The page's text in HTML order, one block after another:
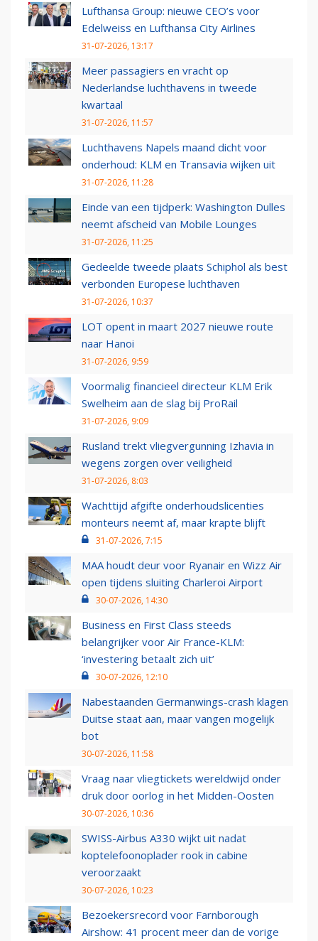
Lufthansa Group: nieuwe CEO’s voor
Edelweiss en Lufthansa City Airlines
31-07-2026, 13:17
Meer passagiers en vracht op
Nederlandse luchthavens in tweede
kwartaal
31-07-2026, 11:57
Luchthavens Napels maand dicht voor
onderhoud: KLM en Transavia wijken uit
31-07-2026, 11:28
Einde van een tijdperk: Washington Dulles
neemt afscheid van Mobile Lounges
31-07-2026, 11:25
Gedeelde tweede plaats Schiphol als best
verbonden Europese luchthaven
31-07-2026, 10:37
LOT opent in maart 2027 nieuwe route
naar Hanoi
31-07-2026, 9:59
Voormalig financieel directeur KLM Erik
Swelheim aan de slag bij ProRail
31-07-2026, 9:09
Rusland trekt vliegvergunning Izhavia in
wegens zorgen over veiligheid
31-07-2026, 8:03
Wachttijd afgifte onderhoudslicenties
monteurs neemt af, maar krapte blijft
31-07-2026, 7:15
MAA houdt deur voor Ryanair en Wizz Air
open tijdens sluiting Charleroi Airport
30-07-2026, 14:30
Business en First Class steeds
belangrijker voor Air France-KLM:
‘investering betaalt zich uit’
30-07-2026, 12:10
Nabestaanden Germanwings-crash klagen
Duitse staat aan, maar vangen mogelijk
bot
30-07-2026, 11:58
Vraag naar vliegtickets wereldwijd onder
druk door oorlog in het Midden-Oosten
30-07-2026, 10:36
SWISS-Airbus A330 wijkt uit nadat
koptelefoonoplader rook in cabine
veroorzaakt
30-07-2026, 10:23
Bezoekersrecord voor Farnborough
Airshow: 41 procent meer dan de vorige